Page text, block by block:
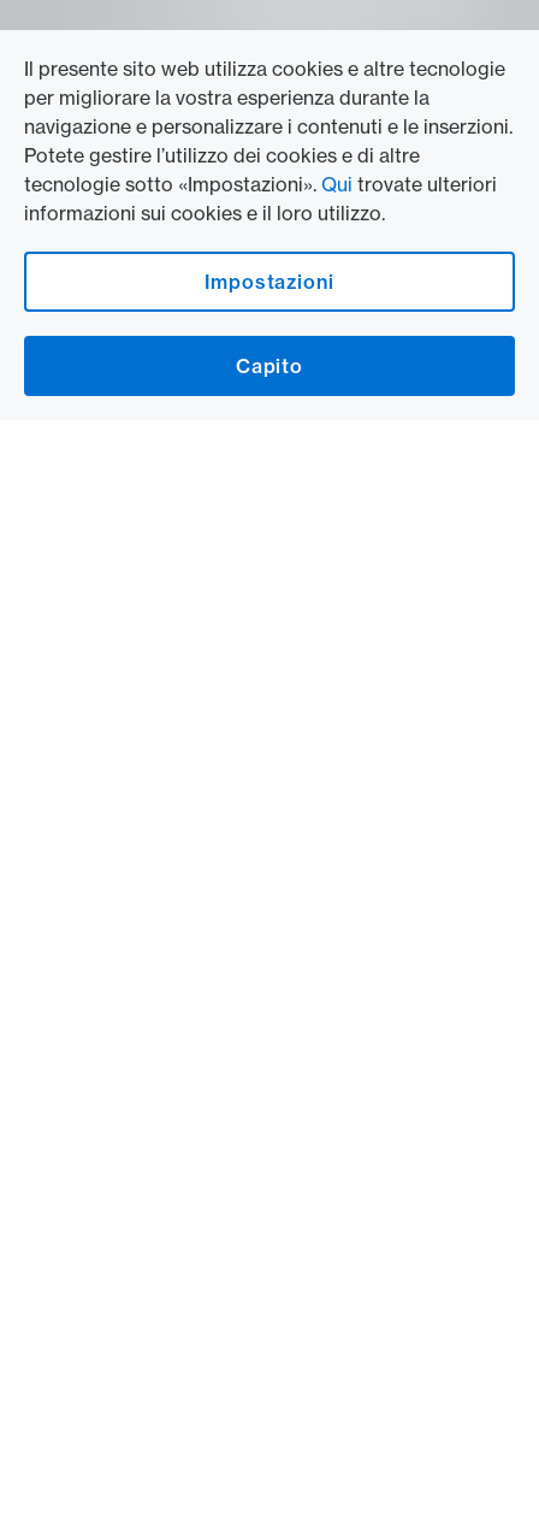
Il presente sito web utilizza cookies e altre tecnologie
per migliorare la vostra esperienza durante la
navigazione e personalizzare i contenuti e le inserzioni.
Potete gestire l’utilizzo dei cookies e di altre
tecnologie sotto «Impostazioni». Qui trovate ulteriori
informazioni sui cookies e il loro utilizzo.
Impostazioni
Capito
SCOPRI ORA